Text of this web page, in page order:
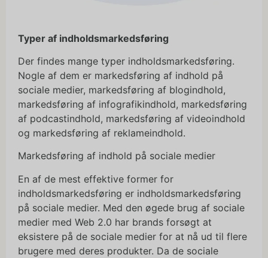
Typer af indholdsmarkedsføring
Der findes mange typer indholdsmarkedsføring.
Nogle af dem er markedsføring af indhold på
sociale medier, markedsføring af blogindhold,
markedsføring af infografikindhold, markedsføring
af podcastindhold, markedsføring af videoindhold
og markedsføring af reklameindhold.
Markedsføring af indhold på sociale medier
En af de mest effektive former for
indholdsmarkedsføring er indholdsmarkedsføring
på sociale medier. Med den øgede brug af sociale
medier med Web 2.0 har brands forsøgt at
eksistere på de sociale medier for at nå ud til flere
brugere med deres produkter. Da de sociale